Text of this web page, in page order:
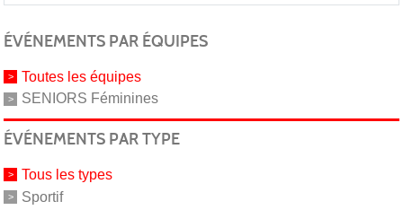
ÉVÉNEMENTS PAR ÉQUIPES
Toutes les équipes
SENIORS Féminines
ÉVÉNEMENTS PAR TYPE
Tous les types
Sportif